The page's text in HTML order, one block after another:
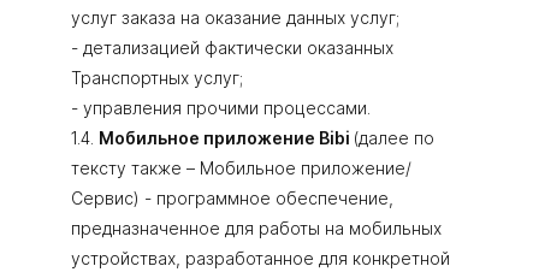
услуг заказа на оказание данных услуг;
- детализацией фактически оказанных
Транспортных услуг;
- управления прочими процессами.
1.4. Мобильное приложение Bibi (далее по
тексту также – Мобильное приложение/
Сервис) - программное обеспечение,
предназначенное для работы на мобильных
устройствах, разработанное для конкретной